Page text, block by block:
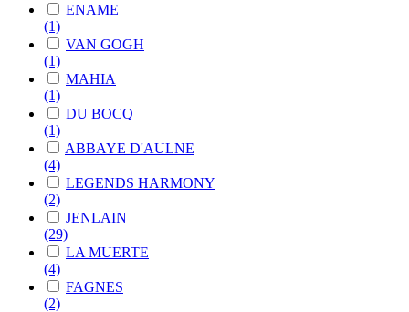
ENAME
(1)
VAN GOGH
(1)
MAHIA
(1)
DU BOCQ
(1)
ABBAYE D'AULNE
(4)
LEGENDS HARMONY
(2)
JENLAIN
(29)
LA MUERTE
(4)
FAGNES
(2)